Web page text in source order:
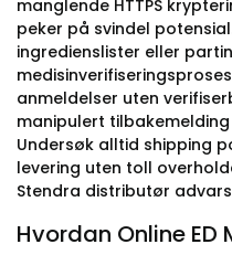
manglende HTTPS
peker på svindel
ingredienslister eller
anmeldelser uten
manipulert
Undersøk alltid shipping
levering uten toll
Stendra distributør
Hvordan Online